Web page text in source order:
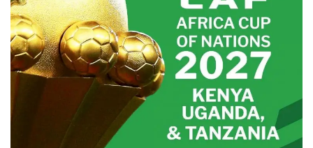
LDC/ COUPE CAF
CAN TOTALENERGIES
Lions Indomptables
Lionnes Indomptables